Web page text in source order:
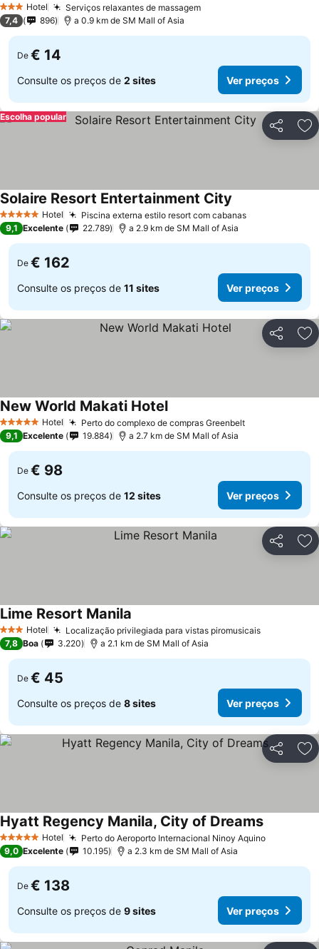
3 EstrelasHotel Serviços relaxantes de massagem
7,4 896 a 0.9 km de SM Mall of Asia
De € 14
Consulte os preços de 2 sites Ver preços
Partilhar
Escolha popular
5 Estrelas Hotel Piscina externa estilo resort com cabanas
Solaire Resort Entertainment City
9,1 Excelente 22.789 a 2.9 km de SM Mall of Asia
De € 162
Consulte os preços de 11 sites Ver preços
Partilhar
5 Estrelas Hotel Perto do complexo de compras Greenbelt
New World Makati Hotel
9,1 Excelente 19.884 a 2.7 km de SM Mall of Asia
De € 98
Consulte os preços de 12 sites Ver preços
Partilhar
3 EstrelasHotel Localização privilegiada para vistas piromusicais
Lime Resort Manila
7,8 Boa 3.220 a 2.1 km de SM Mall of Asia
De € 45
Consulte os preços de 8 sites Ver preços
Partilhar
5 Estrelas Hotel Perto do Aeroporto Internacional Ninoy Aquino
Hyatt Regency Manila, City of Dreams
9,0 Excelente 10.195 a 2.3 km de SM Mall of Asia
De € 138
Consulte os preços de 9 sites Ver preços